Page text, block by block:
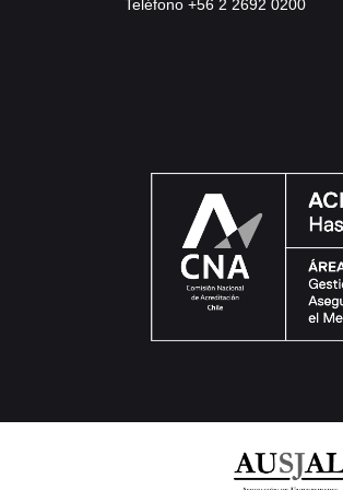
Teléfono +56 2 2692 0200